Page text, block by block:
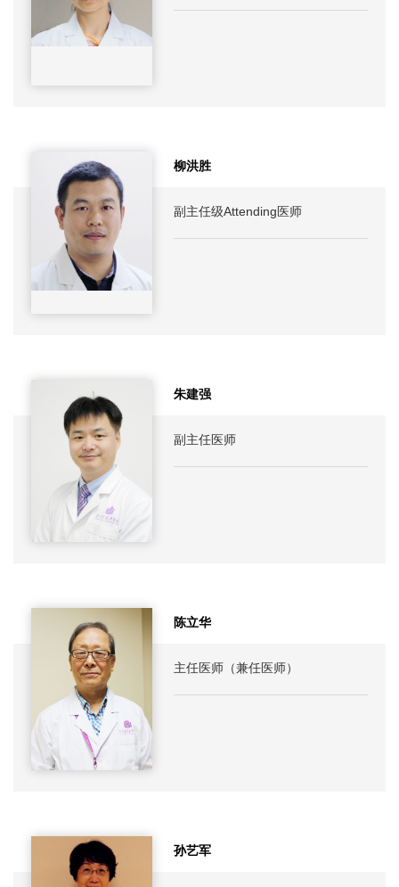
柳洪胜
副主任级Attending医师
朱建强
副主任医师
陈立华
主任医师（兼任医师）
孙艺军